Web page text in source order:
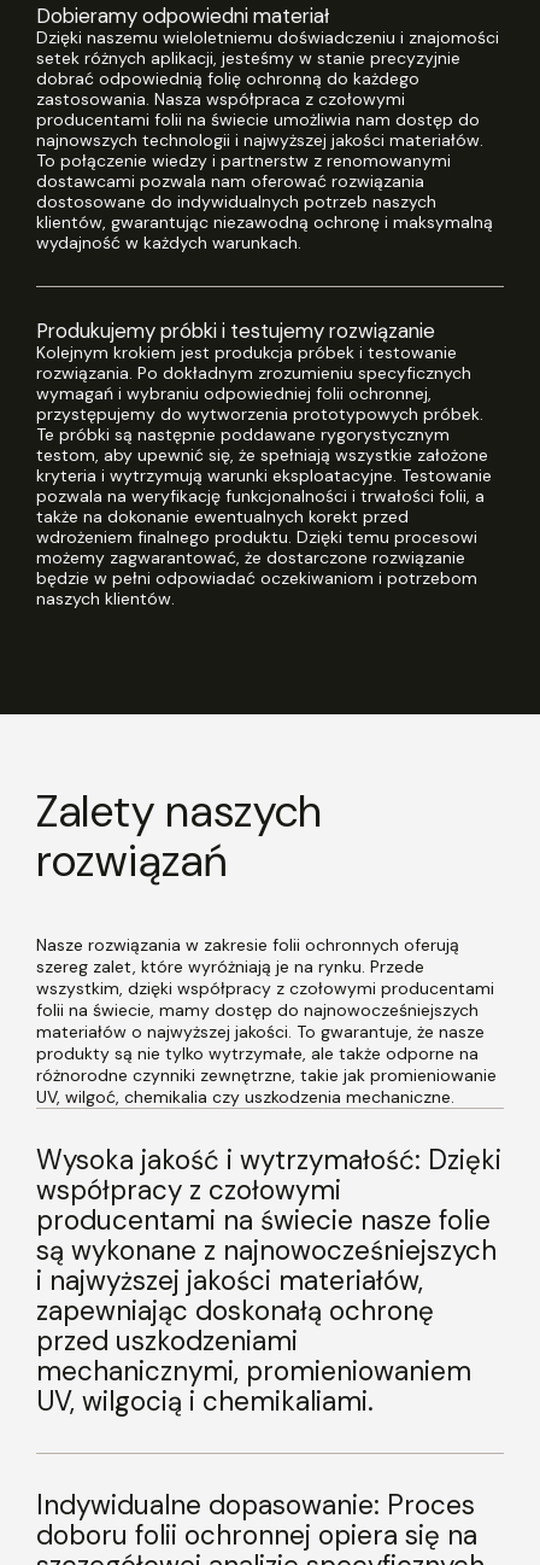
Dobieramy odpowiedni materiał
Dzięki naszemu wieloletniemu doświadczeniu i znajomości
setek różnych aplikacji, jesteśmy w stanie precyzyjnie
dobrać odpowiednią folię ochronną do każdego
zastosowania. Nasza współpraca z czołowymi
producentami folii na świecie umożliwia nam dostęp do
najnowszych technologii i najwyższej jakości materiałów.
To połączenie wiedzy i partnerstw z renomowanymi
dostawcami pozwala nam oferować rozwiązania
dostosowane do indywidualnych potrzeb naszych
klientów, gwarantując niezawodną ochronę i maksymalną
wydajność w każdych warunkach.
Produkujemy próbki i testujemy rozwiązanie
Kolejnym krokiem jest produkcja próbek i testowanie
rozwiązania. Po dokładnym zrozumieniu specyficznych
wymagań i wybraniu odpowiedniej folii ochronnej,
przystępujemy do wytworzenia prototypowych próbek.
Te próbki są następnie poddawane rygorystycznym
testom, aby upewnić się, że spełniają wszystkie założone
kryteria i wytrzymują warunki eksploatacyjne. Testowanie
pozwala na weryfikację funkcjonalności i trwałości folii, a
także na dokonanie ewentualnych korekt przed
wdrożeniem finalnego produktu. Dzięki temu procesowi
możemy zagwarantować, że dostarczone rozwiązanie
będzie w pełni odpowiadać oczekiwaniom i potrzebom
naszych klientów.
Zalety naszych
rozwiązań
Nasze rozwiązania w zakresie folii ochronnych oferują
szereg zalet, które wyróżniają je na rynku. Przede
wszystkim, dzięki współpracy z czołowymi producentami
folii na świecie, mamy dostęp do najnowocześniejszych
materiałów o najwyższej jakości. To gwarantuje, że nasze
produkty są nie tylko wytrzymałe, ale także odporne na
różnorodne czynniki zewnętrzne, takie jak promieniowanie
UV, wilgoć, chemikalia czy uszkodzenia mechaniczne.
Wysoka jakość i wytrzymałość: Dzięki
współpracy z czołowymi
producentami na świecie nasze folie
są wykonane z najnowocześniejszych
i najwyższej jakości materiałów,
zapewniając doskonałą ochronę
przed uszkodzeniami
mechanicznymi, promieniowaniem
UV, wilgocią i chemikaliami.
Indywidualne dopasowanie: Proces
doboru folii ochronnej opiera się na